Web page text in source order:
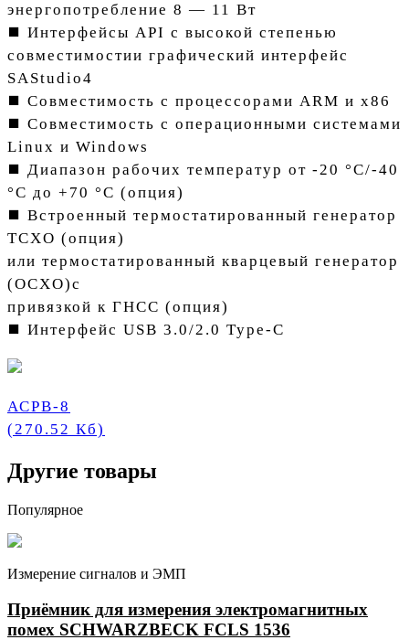
энергопотребление 8 — 11 Вт
⯀ Интерфейсы API с высокой степенью
совместимостии графический интерфейс
SAStudio4
⯀ Совместимость с процессорами ARM и x86
⯀ Совместимость с операционными системами
Linux и Windows
⯀ Диапазон рабочих температур от -20 °C/-40
°C до +70 °C (опция)
⯀ Встроенный термостатированный генератор
ТCXO (опция)
или термостатированный кварцевый генератор
(OCXO)с
привязкой к ГНСС (опция)
⯀ Интерфейс USB 3.0/2.0 Type-C
АСРВ-8
(270.52 Кб)
Другие товары
Популярное
Измерение сигналов и ЭМП
Приёмник для измерения электромагнитных
помех SCHWARZBECK FCLS 1536